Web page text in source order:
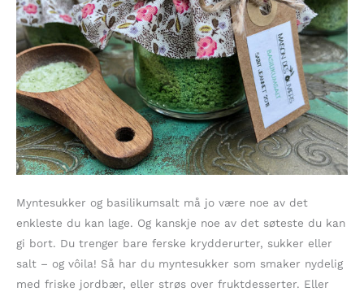
Myntesukker og basilikumsalt må jo være noe av det
enkleste du kan lage. Og kanskje noe av det søteste du kan
gi bort. Du trenger bare ferske krydderurter, sukker eller
salt – og vôila! Så har du myntesukker som smaker nydelig
med friske jordbær, eller strøs over fruktdesserter. Eller